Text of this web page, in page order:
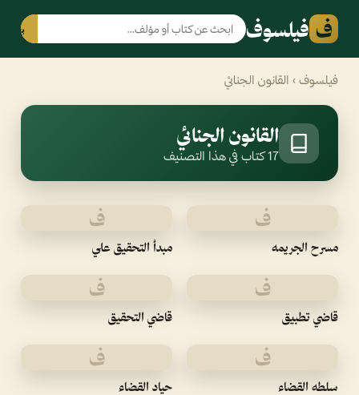
ف فيلسوف بحث
فيلسوف › القانون الجنائي
القانون الجنائي
17 كتاب في هذا التصنيف
ف
مسرح الجريمه
ف
مبدأ التحقيق علي
ف
قاضي تطبيق
ف
قاضي التحقيق
ف
سلطه القضاء
ف
حياد القضاء